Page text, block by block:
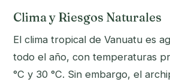
Clima y Riesgos Naturales
El clima tropical de Vanuatu es
todo el año, con temperaturas
°C y 30 °C. Sin embargo, el